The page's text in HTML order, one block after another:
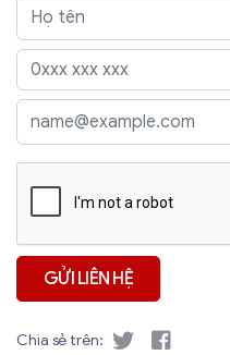
Chia sẻ trên: